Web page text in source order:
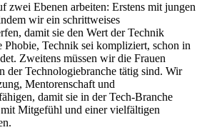
zwei Ebenen arbeiten: Erstens mit jungen
wir ein schrittweises
damit sie den Wert der Technik
Phobie, Technik sei kompliziert, schon in
Zweitens müssen wir die Frauen
der Technologiebranche tätig sind. Wir
Mentorenschaft und
damit sie in der Tech-Branche
Mitgefühl und einer vielfältigen